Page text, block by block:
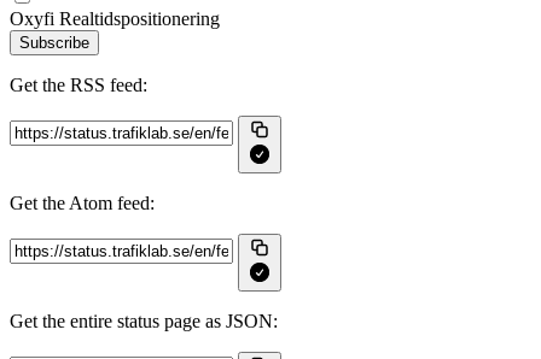
Oxyfi Realtidspositionering
Subscribe
Get the RSS feed:
Get the Atom feed:
Get the entire status page as JSON: